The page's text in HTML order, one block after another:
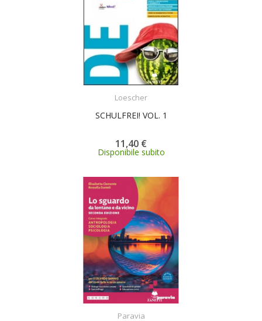
Loescher
SCHULFREI! VOL. 1
11,40 €
Disponibile subito
Paravia